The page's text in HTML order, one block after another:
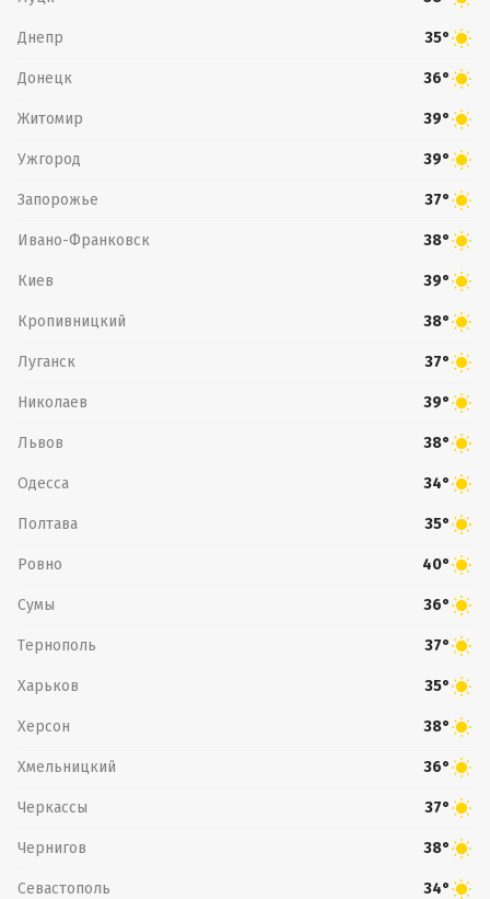
Днепр 35°
Донецк 36°
Житомир 39°
Ужгород 39°
Запорожье 37°
Ивано-Франковск 38°
Киев 39°
Кропивницкий 38°
Луганск 37°
Николаев 39°
Львов 38°
Одесса 34°
Полтава 35°
Ровно 40°
Сумы 36°
Тернополь 37°
Харьков 35°
Херсон 38°
Хмельницкий 36°
Черкассы 37°
Чернигов 38°
Севастополь 34°